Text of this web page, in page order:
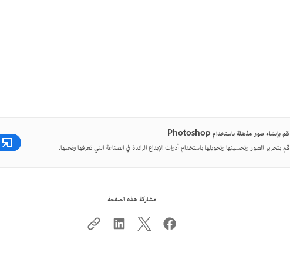
قم بإنشاء صور مذهلة باستخدام Photoshop
قم بتحرير الصور وتحسينها وتحويلها باستخدام أدوات الإبداع الرائدة في الصناعة التي تعرفها وتحبها.
مشاركة هذه الصفحة